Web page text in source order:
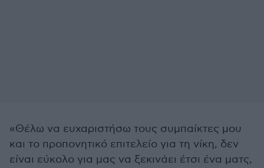
«Θέλω να ευχαριστήσω τους συμπαίκτες μου
και το προπονητικό επιτελείο για τη νίκη, δεν
είναι εύκολο για μας να ξεκινάει έτσι ένα ματς,